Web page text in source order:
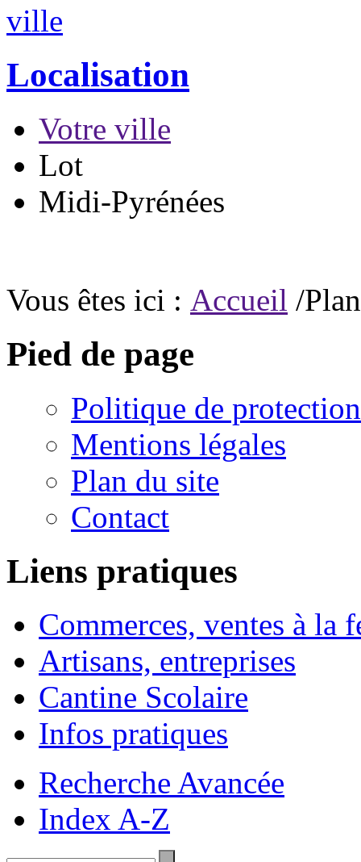
Localisation
Votre ville
Lot
Midi-Pyrénées
Vous êtes ici : Accueil /
Pied de page
Politique de
Mentions légales
Plan du site
Contact
Liens pratiques
Commerces, ventes à la
Artisans, entreprises
Cantine Scolaire
Infos pratiques
Recherche Avancée
Index A-Z